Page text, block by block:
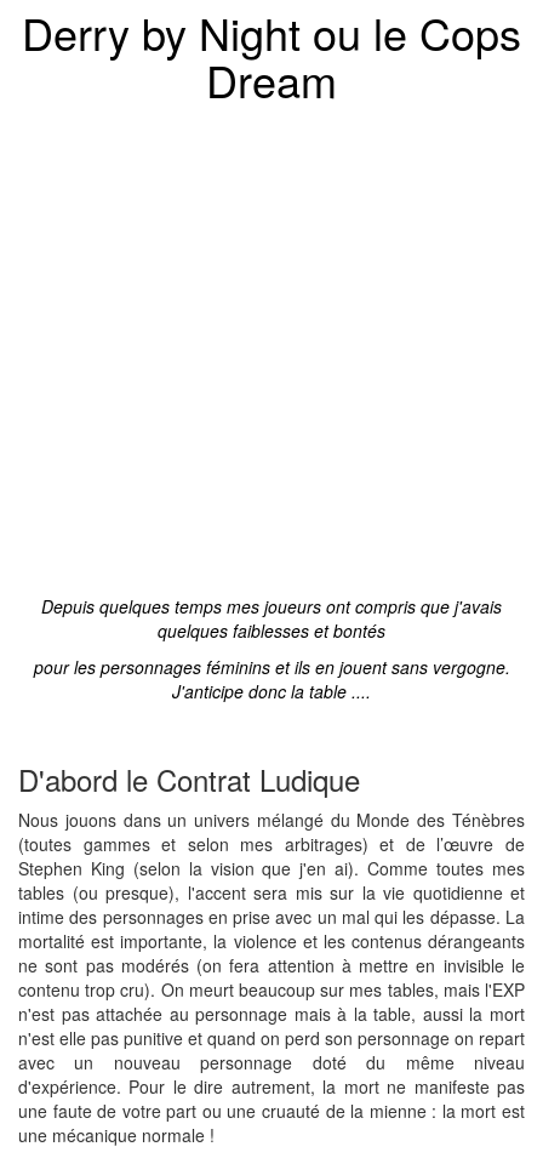
Derry by Night ou le Cops
Dream
Depuis quelques temps mes joueurs ont compris que j'avais
quelques faiblesses et bontés
pour les personnages féminins et ils en jouent sans vergogne.
J'anticipe donc la table ....
D'abord le Contrat Ludique
Nous jouons dans un univers mélangé du Monde des Ténèbres
(toutes gammes et selon mes arbitrages) et de l’œuvre de
Stephen King (selon la vision que j'en ai). Comme toutes mes
tables (ou presque), l'accent sera mis sur la vie quotidienne et
intime des personnages en prise avec un mal qui les dépasse. La
mortalité est importante, la violence et les contenus dérangeants
ne sont pas modérés (on fera attention à mettre en invisible le
contenu trop cru). On meurt beaucoup sur mes tables, mais l'EXP
n'est pas attachée au personnage mais à la table, aussi la mort
n'est elle pas punitive et quand on perd son personnage on repart
avec un nouveau personnage doté du même niveau
d'expérience. Pour le dire autrement, la mort ne manifeste pas
une faute de votre part ou une cruauté de la mienne : la mort est
une mécanique normale !